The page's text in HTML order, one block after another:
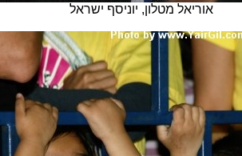
אוריאל מטלון, יוניסף ישראל